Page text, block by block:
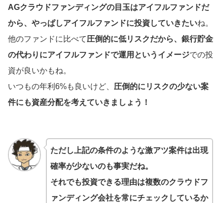
AGクラウドファンディングの目玉はアイフルファンドだ
から、やっぱしアイフルファンドに投資していきたいね。
他のファンドに比べて圧倒的に低リスクだから、銀行貯金
の代わりにアイフルファンドで運用というイメージでの投
資が良いかもね。
いつもの年利6%も良いけど、 圧倒的にリスクの少ない案
件にも資産分配を考えていきましょう！
ただし上記の条件のような激アツ案件は出現
確率が少ないのも事実だね。
それでも投資できる理由は複数のクラウドフ
ァンディング会社を常にチェックしているか